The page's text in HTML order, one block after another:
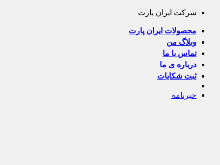
Skip
content
شرکت ایران پارت
محصولات ایران پارت
وبلاگ من
تماس با ما
درباره ی ما
ثبت شکایات
خبرنامه